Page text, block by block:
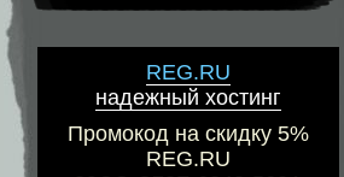
REG.RU
надежный хостинг
Промокод на скидку 5%
REG.RU